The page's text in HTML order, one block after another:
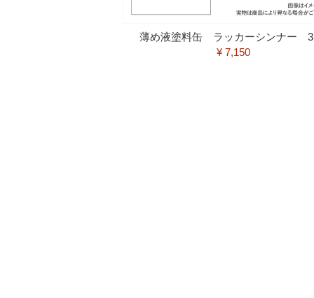
薄め液塗料缶 ラッカーシンナー
¥ 7,150